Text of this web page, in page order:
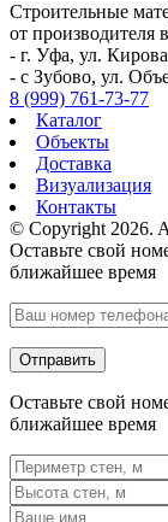
Строительные
от производителя
- г. Уфа, ул.
- с Зубово, ул.
8 (999) 761-73-77
Каталог
Объекты
Доставка
Визуализация
Контакты
© Copyright 2026.
Оставьте свой
ближайшее время
Оставьте свой
ближайшее время